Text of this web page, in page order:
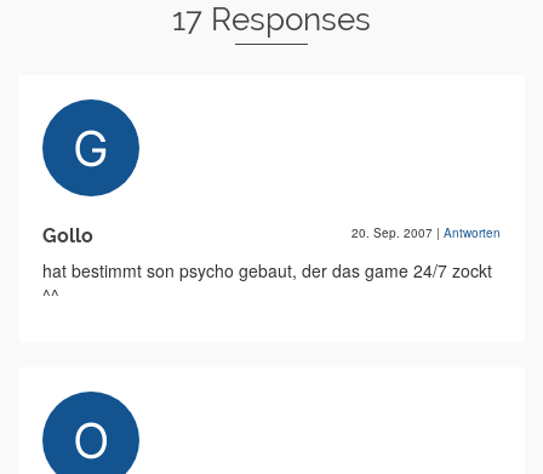
17 Responses
Gollo 20. Sep. 2007 | Antworten
hat bestimmt son psycho gebaut, der das game 24/7 zockt
^^